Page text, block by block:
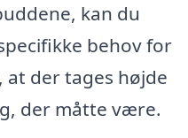
kan du
behov for
der tages højde
der måtte være.